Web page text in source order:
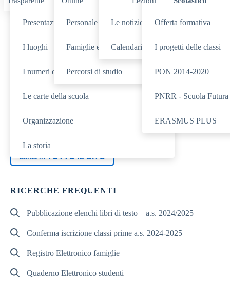
Presentazione
I luoghi
I numeri della scuola
Le carte della scuola
Organizzazione
La storia
Personale scolastico
Famiglie e studenti
Percorsi di studio
Le notizie
Calendario eventi
Offerta formativa
I progetti delle classi
PON 2014-2020
PNRR - Scuola Futura
ERASMUS PLUS
Cerca
Cerca inTUTTO IL SITO
RICERCHE FREQUENTI
Pubblicazione elenchi libri di testo – a.s. 2024/2025
Conferma iscrizione classi prime a.s. 2024-2025
Registro Elettronico famiglie
Quaderno Elettronico studenti